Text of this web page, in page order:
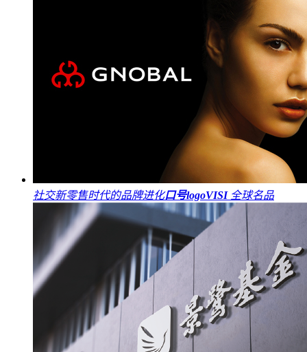
社交新零售时代的品牌进化口号logoVISI 全球名品